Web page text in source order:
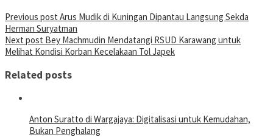
Previous post Arus Mudik di Kuningan Dipantau Langsung Sekda
Herman Suryatman
Next post Bey Machmudin Mendatangi RSUD Karawang untuk
Melihat Kondisi Korban Kecelakaan Tol Japek
Related posts
Anton Suratto di Wargajaya: Digitalisasi untuk Kemudahan,
Bukan Penghalang